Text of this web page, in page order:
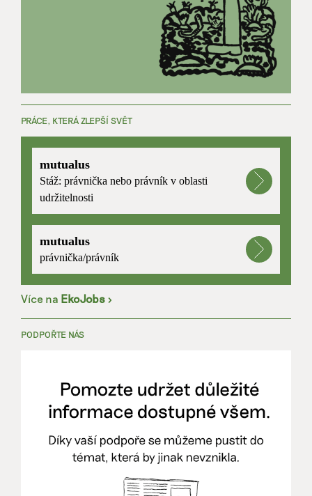
PRÁCE, KTERÁ ZLEPŠÍ SVĚT
mutualus
Stáž: právnička nebo právník v oblasti
udržitelnosti
mutualus
právnička/právník
Více na EkoJobs >
PODPOŘTE NÁS